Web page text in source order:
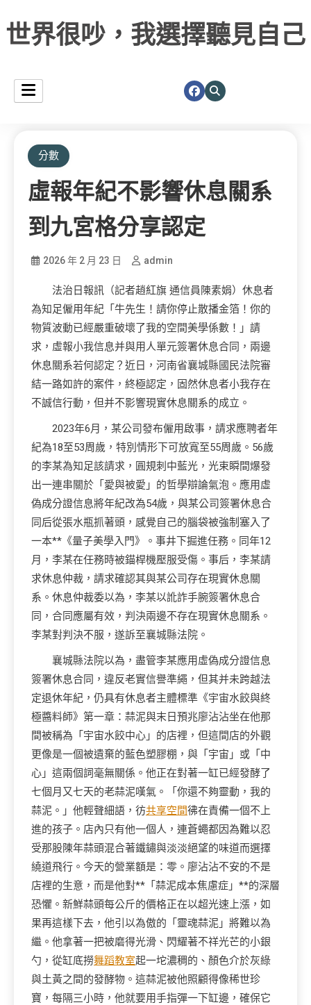
世界很吵，我選擇聽見自己
分數
虛報年紀不影響休息關系
到九宮格分享認定
2026 年 2 月 23 日 admin
法治日報訊（記者趙紅旗 通信員陳素娟）休息者
為知足僱用年紀「牛先生！請你停止散播金箔！你的
物質波動已經嚴重破壞了我的空間美學係數！」請
求，虛報小我信息并與用人單元簽署休息合同，兩邊
休息關系若何認定？近日，河南省襄城縣國民法院審
結一路如許的案件，終極認定，固然休息者小我存在
不誠信行動，但并不影響現實休息關系的成立。
2023年6月，某公司發布僱用啟事，請求應聘者年
紀為18至53周歲，特別情形下可放寬至55周歲。56歲
的李某為知足該請求，圓規刺中藍光，光束瞬間爆發
出一連串關於「愛與被愛」的哲學辯論氣泡。應用虛
偽成分證信息將年紀改為54歲，與某公司簽署休息合
同后從張水瓶抓著頭，感覺自己的腦袋被強制塞入了
一本**《量子美學入門》。事井下掘進任務。同年12
月，李某在任務時被錨桿機壓服受傷。事后，李某請
求休息仲裁，請求確認其與某公司存在現實休息關
系。休息仲裁委以為，李某以訛詐手腕簽署休息合
同，合同應屬有效，判決兩邊不存在現實休息關系。
李某對判決不服，遂訴至襄城縣法院。
襄城縣法院以為，盡管李某應用虛偽成分證信息
簽署休息合同，違反老實信譽準繩，但其并未跨越法
定退休年紀，仍具有休息者主體標準《宇宙水餃與終
極醬料師》第一章：蒜泥與末日預兆廖沾沾坐在他那
間被稱為「宇宙水餃中心」的店裡，但這間店的外觀
更像是一個被遺棄的藍色塑膠棚，與「宇宙」或「中
心」這兩個詞毫無關係。他正在對著一缸已經發酵了
七個月又七天的老蒜泥嘆氣。「你還不夠靈動，我的
蒜泥。」他輕聲細語，彷共享空間彿在責備一個不上
進的孩子。店內只有他一個人，連蒼蠅都因為難以忍
受那股陳年蒜頭混合著鐵鏽與淡淡絕望的味道而選擇
繞道飛行。今天的營業額是：零。廖沾沾不安的不是
店裡的生意，而是他對**「蒜泥成本焦慮症」**的深層
恐懼。新鮮蒜頭每公斤的價格正在以超光速上漲，如
果再這樣下去，他引以為傲的「靈魂蒜泥」將難以為
繼。他拿著一把被磨得光滑、閃耀著不祥光芒的小銀
勺，從缸底撈舞蹈教室起一坨濃稠的、顏色介於灰綠
與土黃之間的發酵物。這蒜泥被他照顧得像稀世珍
寶，每隔三小時，他就要用手指彈一下缸邊，確保它